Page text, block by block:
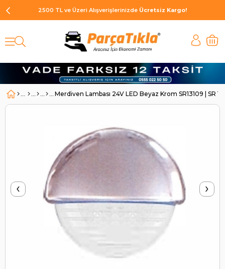
2500 TL ve Üzeri Alışverişlerinizde Ücretsiz Kargo!
Merdiven Lambası 24V LED Beyaz Krom SR13109 | SR
‹ ›